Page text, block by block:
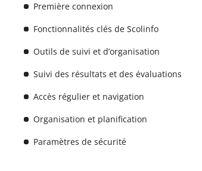
Première connexion
Fonctionnalités clés de Scolinfo
Outils de suivi et d’organisation
Suivi des résultats et des évaluations
Accès régulier et navigation
Organisation et planification
Paramètres de sécurité